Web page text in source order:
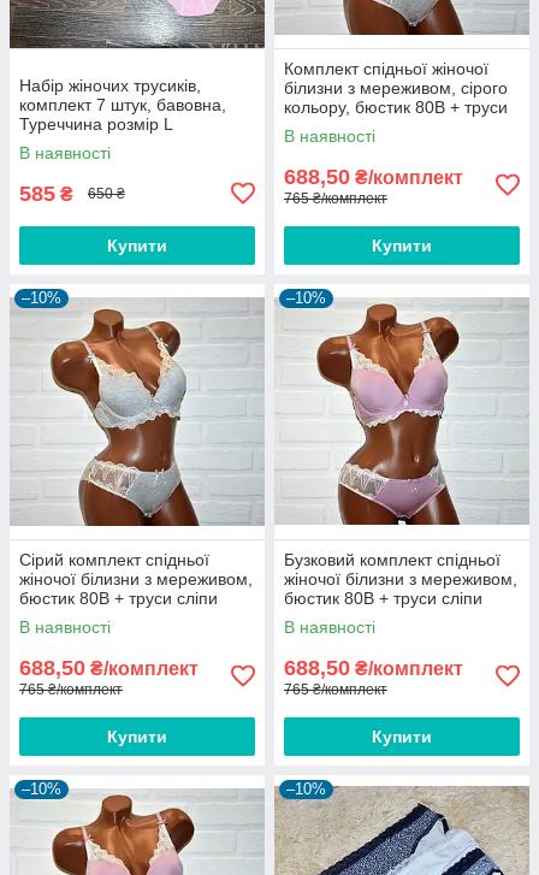
Набір жіночих трусиків,
комплект 7 штук, бавовна,
Туреччина розмір L
В наявності
585 ₴ 650 ₴
Купити
Комплект спідньої жіночої
білизни з мереживом, сірого
кольору, бюстик 80B + труси
сліпи розмір L
В наявності
688,50 ₴/комплект
765 ₴/комплект
Купити
–10%
Сірий комплект спідньої
жіночої білизни з мереживом,
бюстик 80B + труси сліпи
розмір L
В наявності
688,50 ₴/комплект
765 ₴/комплект
Купити
–10%
Бузковий комплект спідньої
жіночої білизни з мереживом,
бюстик 80B + труси сліпи
розмір L
В наявності
688,50 ₴/комплект
765 ₴/комплект
Купити
–10% –10%